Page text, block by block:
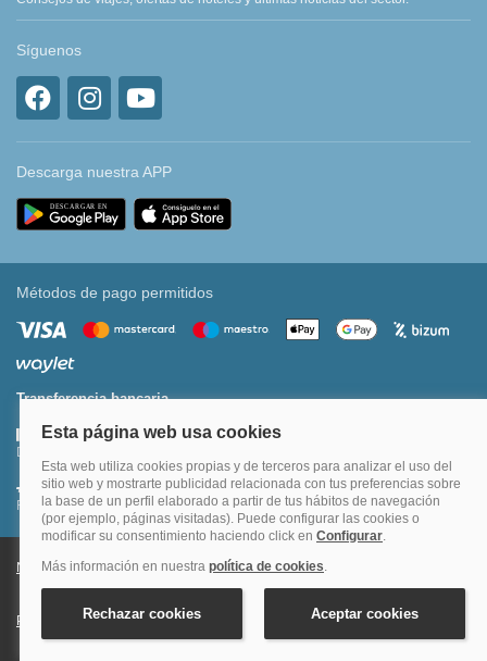
Síguenos
Descarga nuestra APP
Métodos de pago permitidos
Transferencia bancaria
Divide tu compra en 3 pagos al 0% TAE
Financia hasta en 12 meses o en 4 pagos sin intereses
Nota legal y condiciones de uso de la página web
Política de Privacidad Condiciones Generales de Contratación